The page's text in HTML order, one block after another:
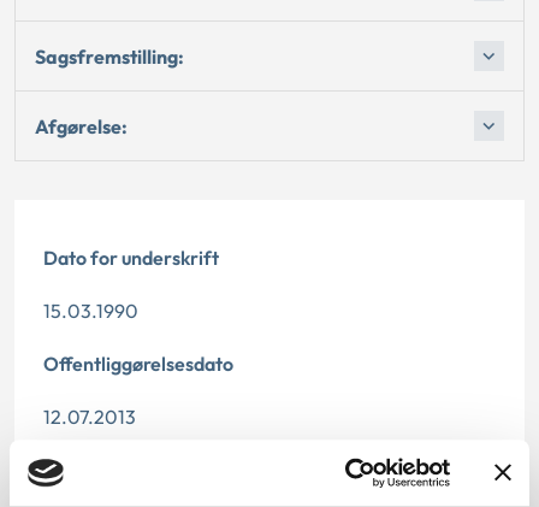
Sagsfremstilling:
Afgørelse:
Dato for underskrift
15.03.1990
Offentliggørelsesdato
12.07.2013
Paragraf